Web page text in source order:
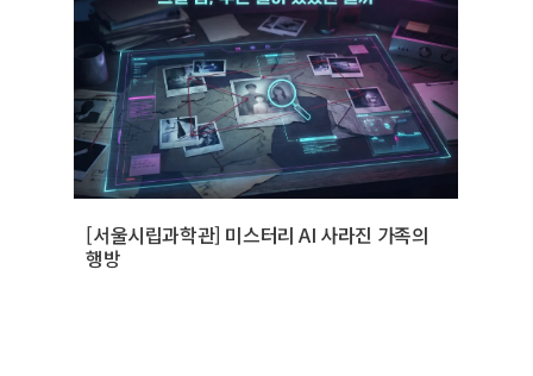
[서울시립과학관] 미스터리 AI 사라진 가족의
행방